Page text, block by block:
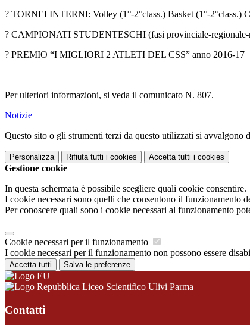
? TORNEI INTERNI: Volley (1°-2°class.) Basket (1°-2°class.)
? CAMPIONATI STUDENTESCHI (fasi provinciale-regionale-
? PREMIO “I MIGLIORI 2 ATLETI DEL CSS” anno 2016-17
Per ulteriori informazioni, si veda il comunicato N. 807.
Notizie
Questo sito o gli strumenti terzi da questo utilizzati si
Personalizza Rifiuta tutti i cookies Accetta tutti i cookies
Gestione cookie
In questa schermata è possibile scegliere quali cookie consentire.
I cookie necessari sono quelli che consentono il funzionamento
Per conoscere quali sono i cookie necessari al funzionamento
Cookie necessari per il funzionamento
I cookie necessari per il funzionamento non possono essere
Accetta tutti Salva le preferenze
Liceo Scientifico Ulivi Parma
Contatti